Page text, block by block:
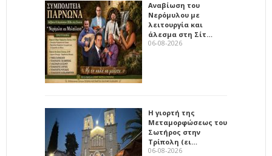
Αναβίωση του
Νερόμυλου με
λειτουργία και
άλεσμα στη Σίτ…
06-08-2026
Η γιορτή της
Μεταμορφώσεως του
Σωτήρος στην
Τρίπολη (ει…
06-08-2026